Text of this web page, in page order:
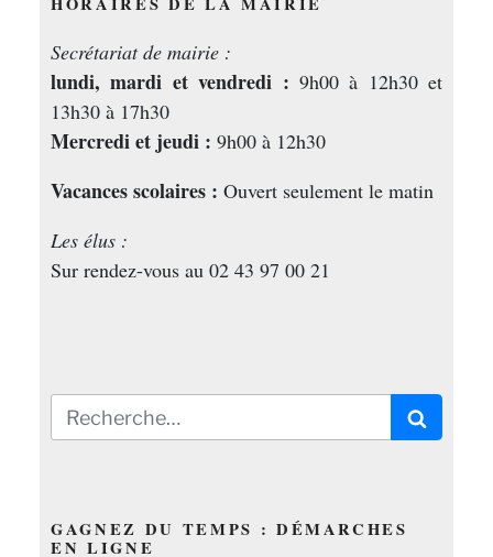
Secrétariat de mairie :
lundi, mardi et vendredi : 9h00 à 12h30 et
13h30 à 17h30
Mercredi et jeudi : 9h00 à 12h30
Vacances scolaires : Ouvert seulement le matin
Les élus :
Sur rendez-vous au 02 43 97 00 21
Recherche
pour
:
GAGNEZ DU TEMPS : DÉMARCHES
EN LIGNE